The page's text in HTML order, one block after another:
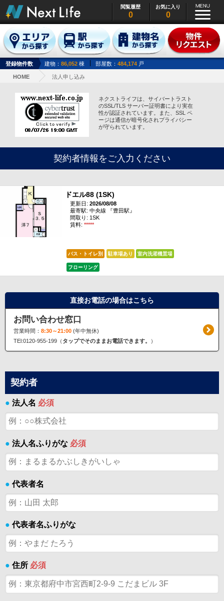
閲覧履歴
0
お気に入り
0
登録物件数 建物： 86,052 棟 部屋数： 484,174 戸
HOME 法人申し込み
ネクストライフは、サイバートラスト
のSSL/TLS サーバー証明書により実在
性が認証されています。また、SSL ペ
ージは通信が暗号化されプライバシー
が守られています。
契約者情報をご入力ください
ドエル88 (1SK)
更新日: 2026/08/08
最寄駅: 中央線 『豊田駅』
間取り: 1SK
賃料: *****
バス・トイレ別 駐車場あり 室内洗濯機置場
フローリング
直接お電話の場合はこちら
お問い合わせ窓口
営業時間： 8:30～21:00(年中無休)
TEl:0120-955-199（ タップでそのままお電話できます。 ）
契約者
● 法人名 必須
● 法人名ふりがな 必須
● 代表者名
● 代表者名ふりがな
● 住所 必須